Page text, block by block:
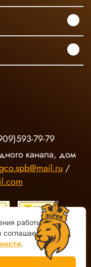
79-79
канала, дом
/
INGCO ©2020-
работы сайта.
с
.